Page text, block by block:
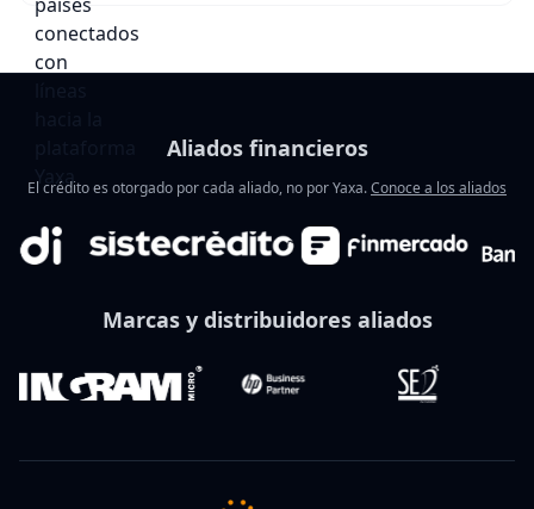
Aliados financieros
El crédito es otorgado por cada aliado, no por Yaxa.Conoce a los aliados
Marcas y distribuidores aliados